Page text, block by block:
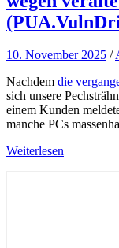
10. November 2025 /
Nachdem die
sich unsere
einem Kunden
manche PCs
Weiterlesen